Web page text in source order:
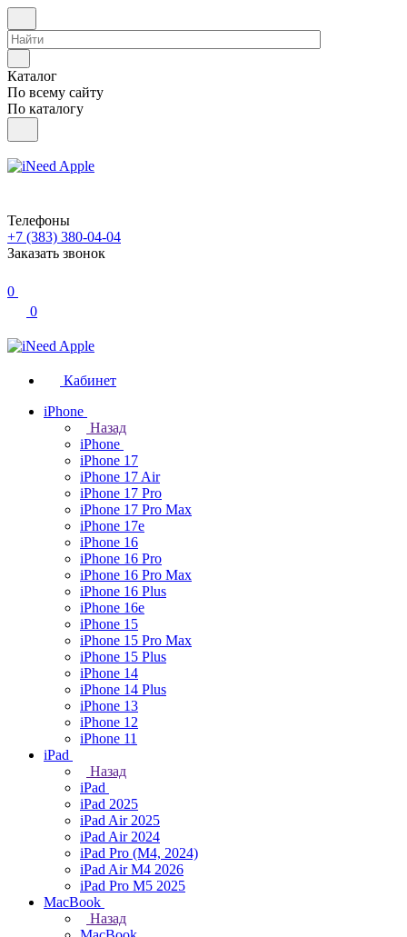
Каталог
По всему сайту
По каталогу
Телефоны
+7 (383) 380-04-04
Заказать звонок
0
0
Кабинет
iPhone
Назад
iPhone
iPhone 17
iPhone 17 Air
iPhone 17 Pro
iPhone 17 Pro Max
iPhone 17e
iPhone 16
iPhone 16 Pro
iPhone 16 Pro Max
iPhone 16 Plus
iPhone 16e
iPhone 15
iPhone 15 Pro Max
iPhone 15 Plus
iPhone 14
iPhone 14 Plus
iPhone 13
iPhone 12
iPhone 11
iPad
Назад
iPad
iPad 2025
iPad Air 2025
iPad Air 2024
iPad Pro (M4, 2024)
iPad Air M4 2026
iPad Pro M5 2025
MacBook
Назад